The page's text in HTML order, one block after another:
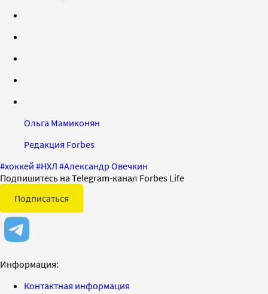
Ольга Мамиконян
Редакция Forbes
#хоккей #НХЛ #Александр Овечкин
Подпишитесь на Telegram-канал Forbes Life
Подписаться
Информация:
Контактная информация